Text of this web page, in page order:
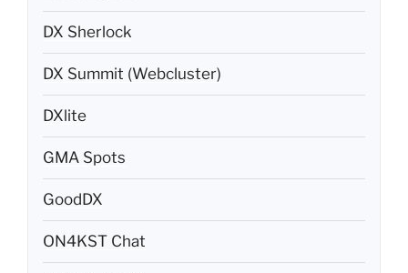
DX Sherlock
DX Summit (Webcluster)
DXlite
GMA Spots
GoodDX
ON4KST Chat